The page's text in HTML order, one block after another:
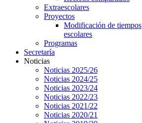
Extraescolares
Proyectos
Modificación de tiempos
escolares
Programas
Secretaría
Noticias
Noticias 2025/26
Noticias 2024/25
Noticias 2023/24
Noticias 2022/23
Noticias 2021/22
Noticias 2020/21